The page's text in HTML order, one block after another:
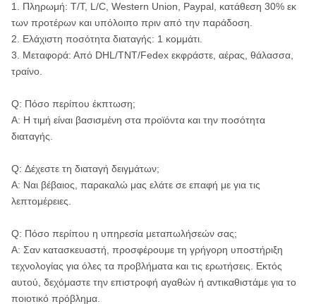
1. Πληρωμή: T/T, L/C, Western Union, Paypal, κατάθεση 30% εκ
των προτέρων και υπόλοιπο πριν από την παράδοση.
2. Ελάχιστη ποσότητα διαταγής: 1 κομμάτι.
3. Μεταφορά: Από DHL/TNT/Fedex εκφράστε, αέρας, θάλασσα,
τραίνο.
Q: Πόσο περίπου έκπτωση;
Α: Η τιμή είναι βασισμένη στα προϊόντα και την ποσότητα
διαταγής.
Q: Δέχεστε τη διαταγή δειγμάτων;
Α: Ναι βέβαιος, παρακαλώ μας ελάτε σε επαφή με για τις
λεπτομέρειες.
Q: Πόσο περίπου η υπηρεσία μεταπωλήσεών σας;
Α: Σαν κατασκευαστή, προσφέρουμε τη γρήγορη υποστήριξη
τεχνολογίας για όλες τα προβλήματα και τις ερωτήσεις. Εκτός
αυτού, δεχόμαστε την επιστροφή αγαθών ή αντικαθιστάμε για το
ποιοτικό πρόβλημα.